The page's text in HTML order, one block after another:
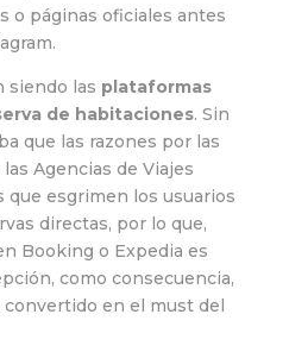
o páginas oficiales antes
las plataformas
de habitaciones. Sin
que las razones por las
Agencias de Viajes
que esgrimen los usuarios
directas, por lo que,
Booking o Expedia es
como consecuencia,
convertido en el must del